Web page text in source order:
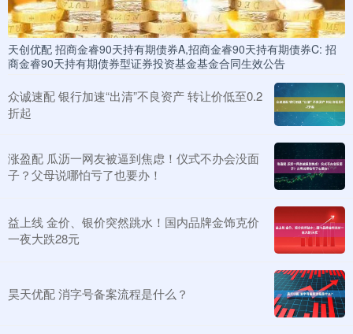
天创优配 招商金睿90天持有期债券A,招商金睿90天持有期债券C: 招
商金睿90天持有期债券型证券投资基金基金合同生效公告
众诚速配 银行加速“出清”不良资产 转让价低至0.2
折起
涨盈配 瓜沥一网友被逼到焦虑！仪式不办会没面
子？父母说哪怕亏了也要办！
益上线 金价、银价突然跳水！国内品牌金饰克价
一夜大跌28元
昊天优配 消字号备案流程是什么？